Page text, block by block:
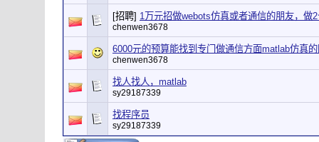
[招聘] 1万元招做webots仿真或者通信的朋友，做
chenwen3678
6000元的预算能找到专门做通信方面matlab仿真
chenwen3678
找人找人，matlab
sy29187339
找程序员
sy29187339